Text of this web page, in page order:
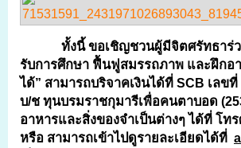
ทั้งนี้ ขอเชิญชวนผู้มีจิตศรัทธาร่วม
รับการศึกษา ฟื้นฟูสมรรถภาพ และฝึก
ได้” สามารถบริจาคเงินได้ที่ SCB เลข
บ/ช ทุนบรมราชกุมารีเพื่อคนตาบอด
อาหารและสิ่งของจำเป็นต่างๆ ได้ที่ โท
หรือ สามารถเข้าไปดูรายละเอียดได้ที่